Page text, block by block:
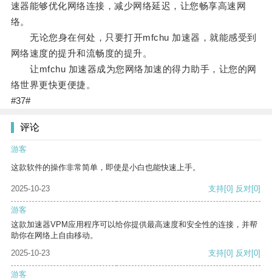
速器能够优化网络连接，减少网络延迟，让您畅享高速网
络。
无论您身在何处，只要打开mfchu 加速器，就能感受到
网络速度的提升和流畅度的提升。
让mfchu 加速器成为您网络加速的得力助手，让您的网
络世界更快更便捷。
#37#
评论
游客
这款软件的操作非常简单，即使是小白也能快速上手。
2025-10-23 支持[0] 反对[0]
游客
这款加速器VPM应用程序可以给你提供最高速度和安全性的连接，并帮
助你在网络上自由移动。
2025-10-23
支持[0] 反对[0]
游客